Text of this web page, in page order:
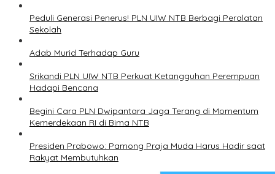
Peduli Generasi Penerus! PLN UIW NTB Berbagi Peralatan
Sekolah
Adab Murid Terhadap Guru
Srikandi PLN UIW NTB Perkuat Ketangguhan Perempuan
Hadapi Bencana
Begini Cara PLN Dwipantara Jaga Terang di Momentum
Kemerdekaan RI di Bima NTB
Presiden Prabowo: Pamong Praja Muda Harus Hadir saat
Rakyat Membutuhkan